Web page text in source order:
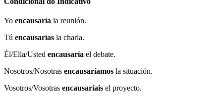
Yo encausaría la reunión.
Tú encausarías la charla.
Él/Ella/Usted encausaría el debate.
Nosotros/Nosotras encausaríamos la situación.
Vosotros/Vosotras encausaríais el proyecto.